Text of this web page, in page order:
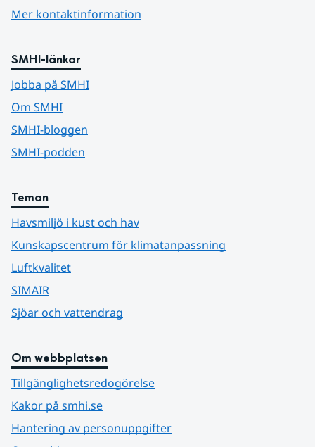
Mer kontaktinformation
SMHI-länkar
Jobba på SMHI
Om SMHI
SMHI-bloggen
SMHI-podden
Teman
Havsmiljö i kust och hav
Kunskapscentrum för klimatanpassning
Luftkvalitet
SIMAIR
Sjöar och vattendrag
Om webbplatsen
Tillgänglighetsredogörelse
Kakor på smhi.se
Hantering av personuppgifter